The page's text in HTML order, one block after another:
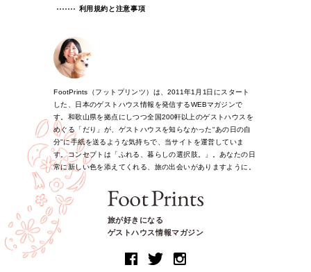
利用規約と注意事項
FootPrints（フットプリンツ）は、2011年1月1日にスタート
した、日本のゲストハウス情報を発信するWEBマガジンで
す。和歌山県を拠点にしつつ全国200軒以上のゲストハウスを
めぐる「だり」が、ゲストハウスを知らなかった“あの日の自
分”に手紙を送るような気持ちで、当サイトを運営していま
す。コンセプトは「ふれる、暮らしの選択肢。」。あなたの日
常に新しい色を添えてくれる、旅の出会いがありますように。
旅が好きになる
ゲストハウス情報マガジン